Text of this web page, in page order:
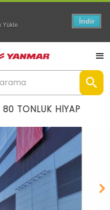
Yükle İndir
TONLUK HİYAP